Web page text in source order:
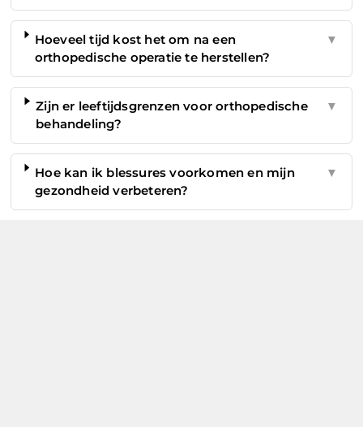
Hoeveel tijd kost het om na een
orthopedische operatie te herstellen?
▼
Zijn er leeftijdsgrenzen voor orthopedische
behandeling?
▼
Hoe kan ik blessures voorkomen en mijn
gezondheid verbeteren?
▼